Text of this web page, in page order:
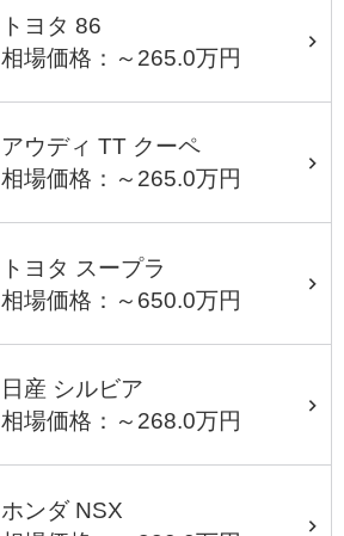
トヨタ 86
相場価格：～265.0万円
アウディ TT クーペ
相場価格：～265.0万円
トヨタ スープラ
相場価格：～650.0万円
日産 シルビア
相場価格：～268.0万円
ホンダ NSX